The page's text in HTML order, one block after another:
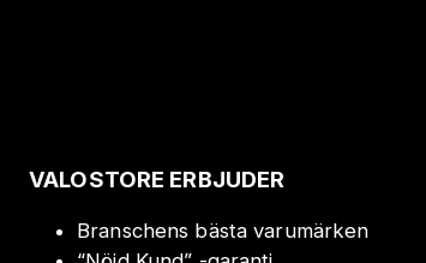
VALOSTORE ERBJUDER
Branschens bästa varumärken